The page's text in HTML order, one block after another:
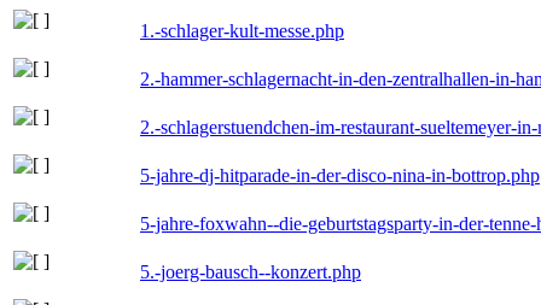
1.-schlager-kult-messe.php
2.-hammer-schlagernacht-in-den-zentralhallen-in-
2.-schlagerstuendchen-im-restaurant-sueltemeyer-
5-jahre-dj-hitparade-in-der-disco-nina-in-bottrop.php
5-jahre-foxwahn--die-geburtstagsparty-in-der-tenne-
5.-joerg-bausch--konzert.php